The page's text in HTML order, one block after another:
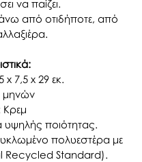
να παίζει.
από οτιδήποτε, από
x 7,5 x 29 εκ.
μηνών
ποιότητας.
πολυεστέρα με
Recycled Standard).